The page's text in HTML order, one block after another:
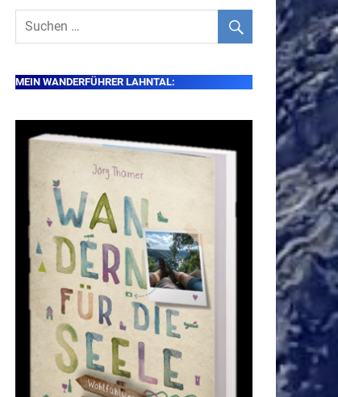
MEIN WANDERFÜHRER LAHNTAL: